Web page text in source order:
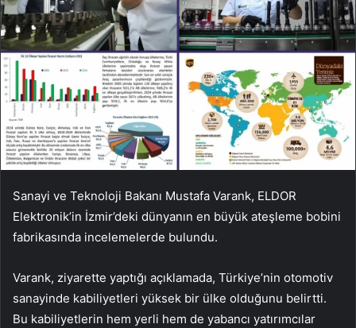
Sanayi ve Teknoloji Bakanı Mustafa Varank, ELDOR
Elektronik’in İzmir’deki dünyanın en büyük ateşleme bobini
fabrikasında incelemelerde bulundu.
Varank, ziyarette yaptığı açıklamada, Türkiye’nin otomotiv
sanayinde kabiliyetleri yüksek bir ülke olduğunu belirtti.
Bu kabiliyetlerin hem yerli hem de yabancı yatırımcılar